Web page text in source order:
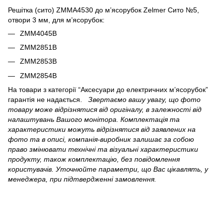
Решітка (сито) ZMMA4530 до м’ясорубок Zelmer Сито №5,
отвори 3 мм, для м’ясорубок:
ZMM4045B
ZMM2851B
ZMM2853B
ZMM2854B
На товари з категорії “Аксесуари до електричних м’ясорубок”
гарантія не надається. Звертаємо вашу увагу, що фото
товару може відрізнятися від оригіналу, в залежності від
налаштувань Вашого монітора. Комплектація та
характеристики можуть відрізнятися від заявлених на
фото та в описі, компанія-виробник залишає за собою
право змінювати технічні та візуальні характеристики
продукту, також комплектацію, без повідомлення
користувачів. Уточнюйте параметри, що Вас цікавлять, у
менеджера, при підтвердженні замовлення.